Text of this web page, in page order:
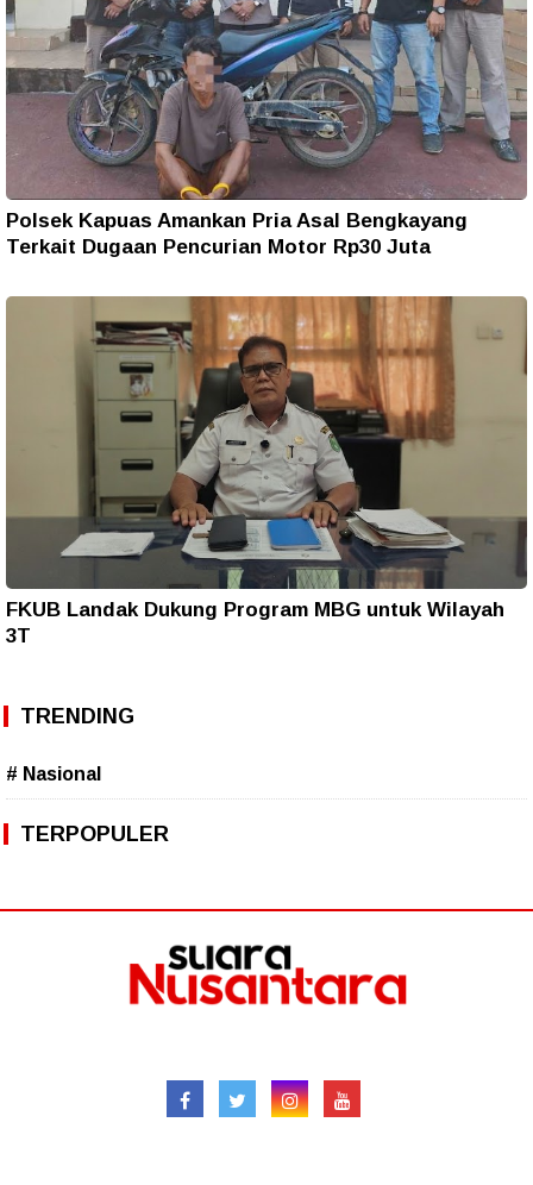
Polsek Kapuas Amankan Pria Asal Bengkayang
Terkait Dugaan Pencurian Motor Rp30 Juta
FKUB Landak Dukung Program MBG untuk Wilayah
3T
TRENDING
# Nasional
TERPOPULER